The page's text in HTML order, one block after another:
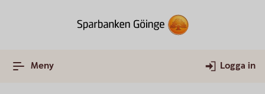
Meny Logga in